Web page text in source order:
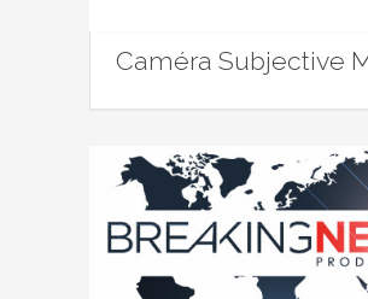
Caméra Subjective